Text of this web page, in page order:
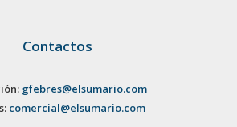
Contactos
gfebres@elsumario.com
comercial@elsumario.com